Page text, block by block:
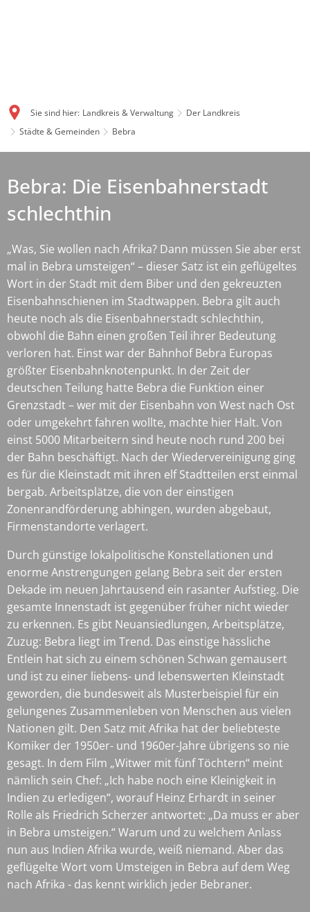
Sie sind hier: Landkreis & Verwaltung
Der Landkreis
Städte & Gemeinden
Bebra
Bebra: Die Eisenbahnerstadt
schlechthin
„Was, Sie wollen nach Afrika? Dann müssen Sie aber erst
mal in Bebra umsteigen“ – dieser Satz ist ein geflügeltes
Wort in der Stadt mit dem Biber und den gekreuzten
Eisenbahnschienen im Stadtwappen. Bebra gilt auch
heute noch als die Eisenbahnerstadt schlechthin,
obwohl die Bahn einen großen Teil ihrer Bedeutung
verloren hat. Einst war der Bahnhof Bebra Europas
größter Eisenbahnknotenpunkt. In der Zeit der
deutschen Teilung hatte Bebra die Funktion einer
Grenzstadt – wer mit der Eisenbahn von West nach Ost
oder umgekehrt fahren wollte, machte hier Halt. Von
einst 5000 Mitarbeitern sind heute noch rund 200 bei
der Bahn beschäftigt. Nach der Wiedervereinigung ging
es für die Kleinstadt mit ihren elf Stadtteilen erst einmal
bergab. Arbeitsplätze, die von der einstigen
Zonenrandförderung abhingen, wurden abgebaut,
Firmenstandorte verlagert.
Durch günstige lokalpolitische Konstellationen und
enorme Anstrengungen gelang Bebra seit der ersten
Dekade im neuen Jahrtausend ein rasanter Aufstieg. Die
gesamte Innenstadt ist gegenüber früher nicht wieder
zu erkennen. Es gibt Neuansiedlungen, Arbeitsplätze,
Zuzug: Bebra liegt im Trend. Das einstige hässliche
Entlein hat sich zu einem schönen Schwan gemausert
und ist zu einer liebens- und lebenswerten Kleinstadt
geworden, die bundesweit als Musterbeispiel für ein
gelungenes Zusammenleben von Menschen aus vielen
Nationen gilt. Den Satz mit Afrika hat der beliebteste
Komiker der 1950er- und 1960er-Jahre übrigens so nie
gesagt. In dem Film „Witwer mit fünf Töchtern“ meint
nämlich sein Chef: „Ich habe noch eine Kleinigkeit in
Indien zu erledigen“, worauf Heinz Erhardt in seiner
Rolle als Friedrich Scherzer antwortet: „Da muss er aber
in Bebra umsteigen.“ Warum und zu welchem Anlass
nun aus Indien Afrika wurde, weiß niemand. Aber das
geflügelte Wort vom Umsteigen in Bebra auf dem Weg
nach Afrika - das kennt wirklich jeder Bebraner.